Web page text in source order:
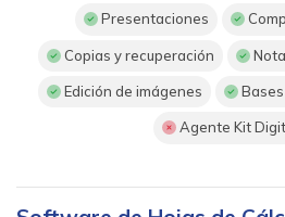
Presentaciones
Copias y recuperación
Edición de imágenes Bases
Agente Kit